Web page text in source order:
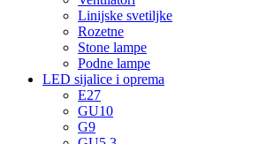
Linijske svetiljke
Rozetne
Stone lampe
Podne lampe
LED sijalice i oprema
E27
GU10
G9